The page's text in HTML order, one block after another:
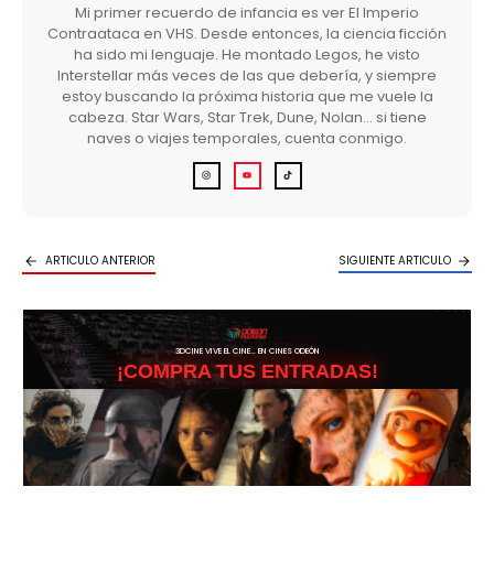
Mi primer recuerdo de infancia es ver El Imperio
Contraataca en VHS. Desde entonces, la ciencia ficción
ha sido mi lenguaje. He montado Legos, he visto
Interstellar más veces de las que debería, y siempre
estoy buscando la próxima historia que me vuele la
cabeza. Star Wars, Star Trek, Dune, Nolan… si tiene
naves o viajes temporales, cuenta conmigo.
ARTICULO ANTERIOR SIGUIENTE ARTICULO
3DCINE VIVE EL CINE… EN CINES ODEÓN
¡COMPRA TUS ENTRADAS!